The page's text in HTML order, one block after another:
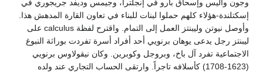
وجون واليس وإسحاق بارو في إنجلترا، وجيمس وديفد جريجوري في
إسكتلندة-هؤلاء كلهم حملوا لبنات للبناء في تعاون القارة المدهش هذا.
وأوصل نيوتن وليبنتز العمل إلى التمام. واقترح لفظة calculus على
ليبنتز رجل يدعى يوهان برنويي أحد أفراد أسرة تفردت بوراثة النبوغ
الاجتماعية تفرد آل باخ، وبروجل وكوبرين. وكان نيقولاوس برنويي
(1623-1708) كأسلافه تاجراً. وارتقى الحساب التجاري عند ولده